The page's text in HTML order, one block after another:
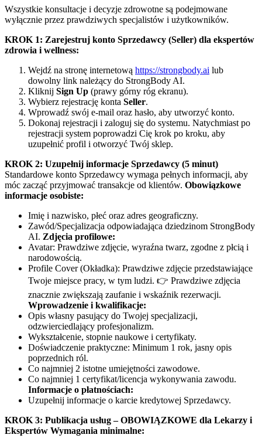
Wszystkie konsultacje i decyzje zdrowotne są podejmowane
wyłącznie przez prawdziwych specjalistów i użytkowników.
KROK 1: Zarejestruj konto Sprzedawcy (Seller) dla ekspertów
zdrowia i wellness:
Wejdź na stronę internetową https://strongbody.ai lub
dowolny link należący do StrongBody AI.
Kliknij Sign Up (prawy górny róg ekranu).
Wybierz rejestrację konta Seller.
Wprowadź swój e-mail oraz hasło, aby utworzyć konto.
Dokonaj rejestracji i zaloguj się do systemu. Natychmiast po
rejestracji system poprowadzi Cię krok po kroku, aby
uzupełnić profil i otworzyć Twój sklep.
KROK 2: Uzupełnij informacje Sprzedawcy (5 minut)
Standardowe konto Sprzedawcy wymaga pełnych informacji, aby
móc zacząć przyjmować transakcje od klientów. Obowiązkowe
informacje osobiste:
Imię i nazwisko, płeć oraz adres geograficzny.
Zawód/Specjalizacja odpowiadająca dziedzinom StrongBody
AI. Zdjęcia profilowe:
Avatar: Prawdziwe zdjęcie, wyraźna twarz, zgodne z płcią i
narodowością.
Profile Cover (Okładka): Prawdziwe zdjęcie przedstawiające
Twoje miejsce pracy, w tym ludzi. 👉 Prawdziwe zdjęcia
znacznie zwiększają zaufanie i wskaźnik rezerwacji.
Wprowadzenie i kwalifikacje:
Opis własny pasujący do Twojej specjalizacji,
odzwierciedlający profesjonalizm.
Wykształcenie, stopnie naukowe i certyfikaty.
Doświadczenie praktyczne: Minimum 1 rok, jasny opis
poprzednich ról.
Co najmniej 2 istotne umiejętności zawodowe.
Co najmniej 1 certyfikat/licencja wykonywania zawodu.
Informacje o płatnościach:
Uzupełnij informacje o karcie kredytowej Sprzedawcy.
KROK 3: Publikacja usług – OBOWIĄZKOWE dla Lekarzy i
Ekspertów Wymagania minimalne: